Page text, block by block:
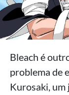
Bleach é
problema de
Kurosaki, um